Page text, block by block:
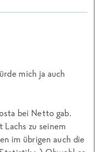
mich ja auch
bei Netto gab.
zu seinem
im übrigen auch die